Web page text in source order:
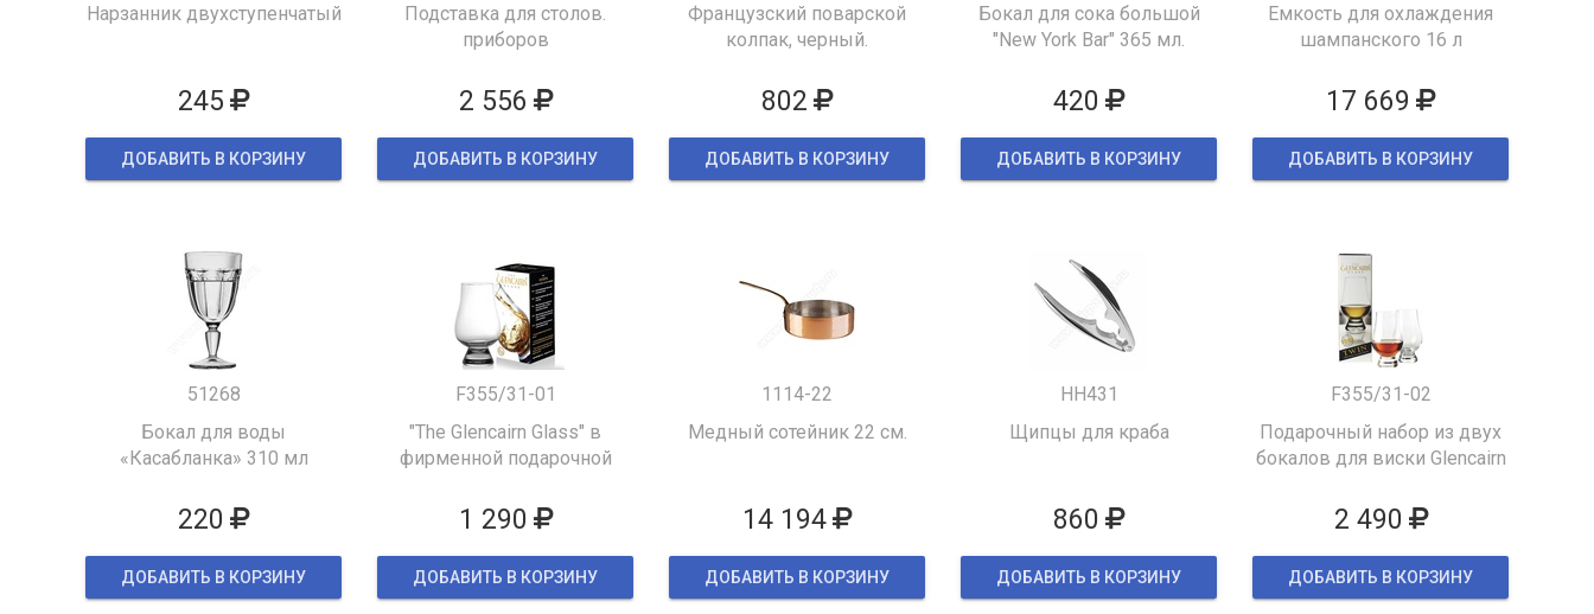
Нарзанник двухступенчатый
245
ДОБАВИТЬ В КОРЗИНУ
Подставка для столов.
приборов
2 556
ДОБАВИТЬ В КОРЗИНУ
Французский поварской
колпак, черный.
802
ДОБАВИТЬ В КОРЗИНУ
Бокал для сока большой
"New York Bar" 365 мл.
420
ДОБАВИТЬ В КОРЗИНУ
Емкость для охлаждения
шампанского 16 л
17 669
ДОБАВИТЬ В КОРЗИНУ
51268
Бокал для воды
«Касабланка» 310 мл
220
ДОБАВИТЬ В КОРЗИНУ
F355/31-01
"The Glencairn Glass" в
фирменной подарочной
1 290
ДОБАВИТЬ В КОРЗИНУ
1114-22
Медный сотейник 22 см.
14 194
ДОБАВИТЬ В КОРЗИНУ
HH431
Щипцы для краба
860
ДОБАВИТЬ В КОРЗИНУ
F355/31-02
Подарочный набор из двух
бокалов для виски Glencairn
2 490
ДОБАВИТЬ В КОРЗИНУ